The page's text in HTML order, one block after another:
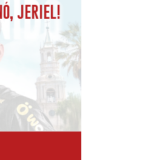
JERIEL!